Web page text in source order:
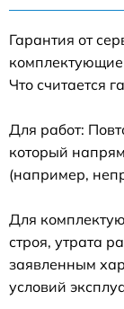
Гарантия от
Что считается
Для работ:
который
(например,
Для
строя, утрата
заявленным
условий